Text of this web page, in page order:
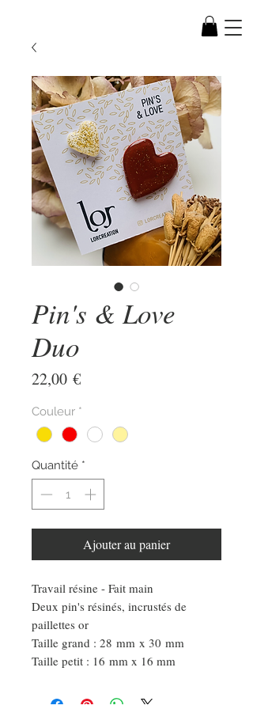
Pin's & Love
Duo
22,00 €Prix
Couleur *
Quantité *
Ajouter au panier
Travail résine - Fait main
Deux pin's résinés, incrustés de
paillettes or
Taille grand : 28 mm x 30 mm
Taille petit : 16 mm x 16 mm